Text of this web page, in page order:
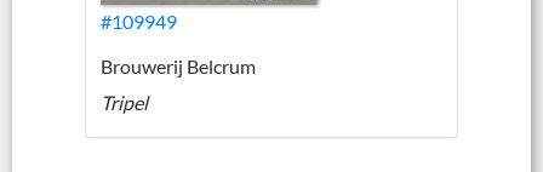
#109949
Brouwerij Belcrum
Tripel